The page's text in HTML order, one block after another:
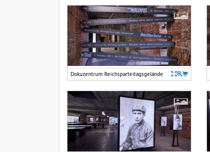
Dokuzentrum Reichsparteitagsgelände